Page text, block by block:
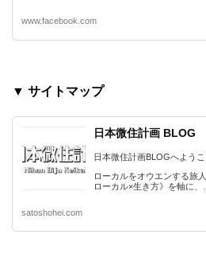
www.facebook.com
▼ サイトマップ
日本微住計画 BLOG
日本微住計画BLOGへようこ
ローカルをオウエンする旅
ローカル×生き方》を軸に、…
satoshohei.com